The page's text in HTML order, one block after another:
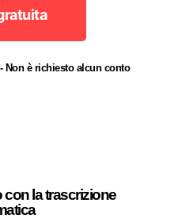
Non è richiesto alcun conto
la trascrizione